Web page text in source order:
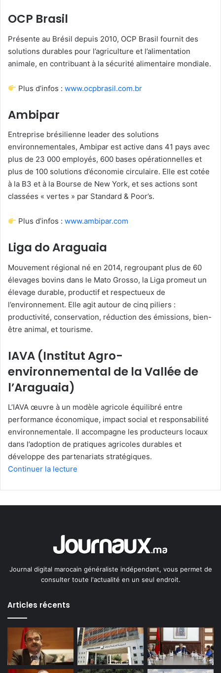
OCP Brasil
Présente au Brésil depuis 2010, OCP Brasil fournit des
solutions durables pour l’agriculture et l’alimentation
animale, en contribuant à la sécurité alimentaire mondiale.
Plus d’infos :www.ocpbrasil.com.br
Ambipar
Entreprise brésilienne leader des solutions
environnementales, Ambipar est active dans 41 pays avec
plus de 23 000 employés, 600 bases opérationnelles et
plus de 100 solutions d’économie circulaire. Elle est cotée
à la B3 et à la Bourse de New York, et ses actions sont
classées « vertes » par Standard & Poor’s.
Plus d’infos :www.ambipar.com
Liga do Araguaia
Mouvement régional né en 2014, regroupant plus de 60
élevages bovins dans le Mato Grosso, la Liga promeut un
élevage durable, productif et respectueux de
l’environnement. Elle agit autour de cinq piliers :
productivité, conservation, réduction des émissions, bien-
être animal, et tourisme.
IAVA (Institut Agro-
environnemental de la Vallée de
l’Araguaia)
L’IAVA œuvre à un modèle agricole équilibré entre
performance économique, impact social et responsabilité
environnementale. Il accompagne les producteurs locaux
dans l’adoption de pratiques agricoles durables et
développe des partenariats stratégiques.
Continuer la lecture
Journal digital marocain généraliste indépendant, vous permet de
consulter toute l'actualité en un seul endroit.
Articles récents